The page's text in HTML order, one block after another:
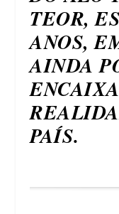
TEOR,
ANOS,
AINDA
PAÍS.